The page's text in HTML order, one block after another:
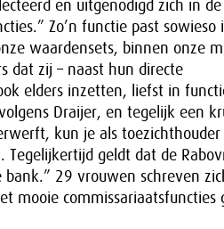
en uitgenodigd zich in de
Zo’n functie past
waardensets, binnen onze
dat zij – naast hun directe
elders inzetten, liefst in
Draijer, en tegelijk een
kun je als toezichthouder
geldt dat de
29 vrouwen schreven
mooie commissariaatsfuncties